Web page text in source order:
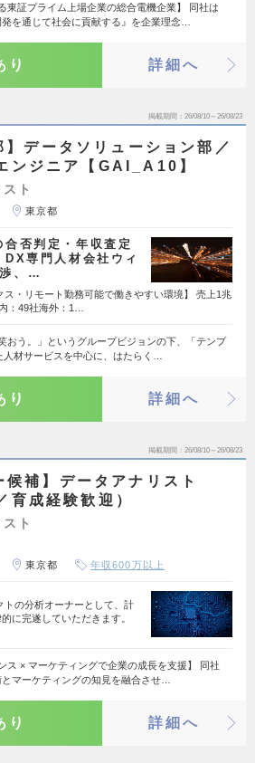
東証プライム上場企業の総合電機企業】 同社は
発を通じて社会に貢献する』を企業理念…
り 詳細へ
掲載期間 26/08/10～26/08/23
】データソリューション部／
ンジニア【GAI_A10】
ト
東京都
否判定・年収査定
専門人材会社ウィ
、…
ス・リモート勤務可能で働きやすい環境】 売上1兆
：49社海外：1…
おう。」というグループビジョンの下、「テンプ
材サービスを中心に、はたらく…
り 詳細へ
掲載期間 26/08/10～26/08/23
候補】データアナリスト
育成経験歓迎）
ト
東京都 年収600万以上
トの分析オーナーとして、計
に完遂していただきます。
ス × マーケティングで企業の成長を支援】 同社
マーケティングの知見を融合させ…
り 詳細へ